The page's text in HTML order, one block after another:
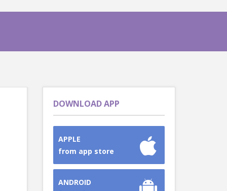
DOWNLOAD APP
APPLE
from app store
ANDROID